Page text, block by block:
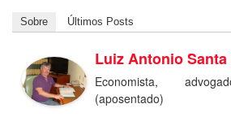
Sobre Últimos Posts
Luiz Antonio
Economista,
(aposentado)